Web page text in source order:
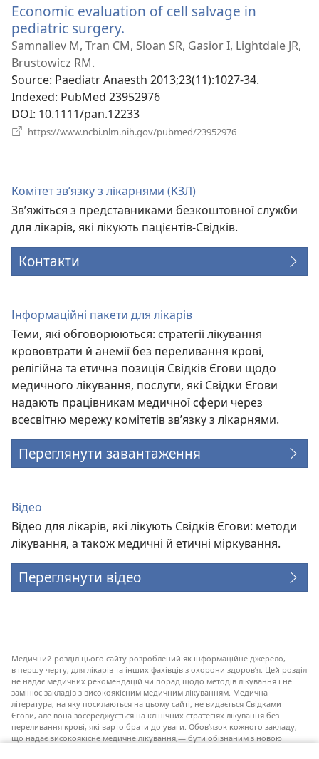
вікні)
Economic evaluation of cell salvage in
pediatric surgery.
у
вікні)
Samnaliev M, Tran CM, Sloan SR, Gasior I, Lightdale JR,
Brustowicz RM.
Source‎: Paediatr Anaesth 2013;23(11):1027-34.
Indexed‎: PubMed 23952976
DOI‎: 10.1111/pan.12233
https://www.ncbi.nlm.nih.gov/pubmed/23952976
Комітет зв’язку з лікарнями (КЗЛ)
Зв’яжіться з представниками безкоштовної служби
для лікарів, які лікують пацієнтів-Свідків.
Контакти
Інформаційні пакети для лікарів
Теми, які обговорюються: стратегії лікування
крововтрати й анемії без переливання крові,
релігійна та етична позиція Свідків Єгови щодо
медичного лікування, послуги, які Свідки Єгови
надають працівникам медичної сфери через
всесвітню мережу комітетів зв’язку з лікарнями.
Переглянути завантаження
Відео
Відео для лікарів, які лікують Свідків Єгови: методи
лікування, а також медичні й етичні міркування.
Переглянути відео
Медичний розділ цього сайту розроблений як інформаційне джерело,
в першу чергу, для лікарів та інших фахівців з охорони здоров’я. Цей розділ
не надає медичних рекомендацій чи порад щодо методів лікування і не
замінює закладів з високоякісним медичним лікуванням. Медична
література, на яку посилаються на цьому сайті, не видається Свідками
Єгови, але вона зосереджується на клінічних стратегіях лікування без
переливання крові, які варто брати до уваги. Обов’язок кожного закладу,
що надає високоякісне медичне лікування,— бути обізнаним з новою